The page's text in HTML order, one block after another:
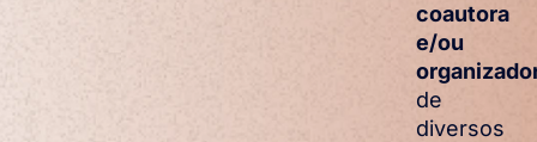
coautora
e/ou
de
diversos